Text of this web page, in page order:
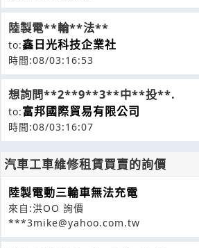
陸製電**輪**法**
to:鑫日光科技企業社
時間:08/03:16:53
想詢問**2**9**3**中**投**.
to:富邦國際貿易有限公司
時間:08/03:16:07
汽車工車維修租賃買賣的詢價
陸製電動三輪車無法充電
來自:洪OO 詢價
***3mike@yahoo.com.tw